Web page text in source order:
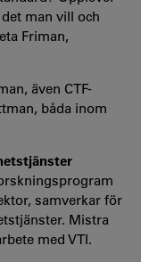
man vill och
Friman,
även CTF-
båda inom
samverkar för
Mistra
med VTI.